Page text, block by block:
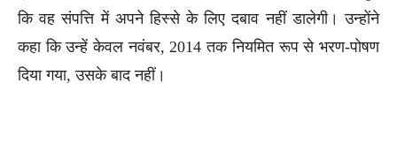
कि वह संपत्ति में अपने हिस्से के लिए दबाव नहीं डालेगी। उन्होंने
कहा कि उन्हें केवल नवंबर, 2014 तक नियमित रूप से भरण-पोषण
दिया गया, उसके बाद नहीं।